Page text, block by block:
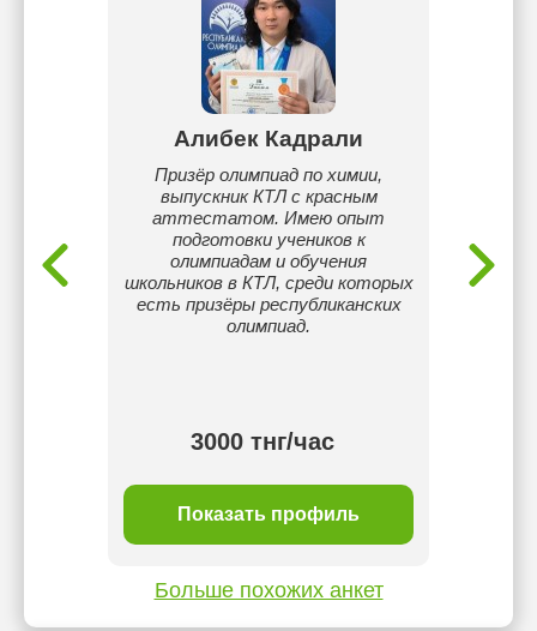
игры"
Алибек Кадрали
Призёр олимпиад по химии,
выпускник КТЛ с красным
аттестатом. Имею опыт
подготовки учеников к
олимпиадам и обучения
школьников в КТЛ, среди которых
есть призёры республиканских
олимпиад.
3000 тнг/час
Показать профиль
Больше похожих анкет